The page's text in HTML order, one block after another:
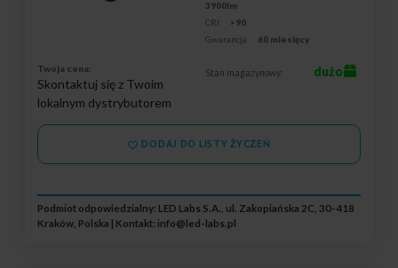
3900lm
CRI:
>90
Gwarancja:
60 miesięcy
Twoja cena:
Skontaktuj się z Twoim
lokalnym dystrybutorem
Stan magazynowy: dużo
DODAJ DO LISTY ŻYCZEŃ
Podmiot odpowiedzialny: LED Labs S.A., ul. Zakopiańska 2C, 30-418
Kraków, Polska | Kontakt: info@led-labs.pl